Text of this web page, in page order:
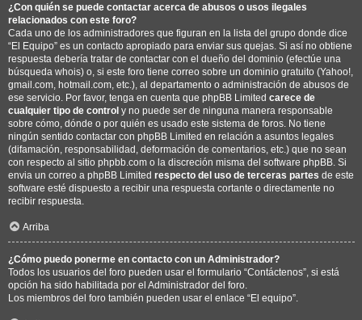
¿Con quién se puede contactar acerca de abusos o usos ilegales
relacionados con este foro?
Cada uno de los administradores que figuran en la lista del grupo donde dice
“El Equipo” es un contacto apropiado para enviar sus quejas. Si así no obtiene
respuesta debería tratar de contactar con el dueño del dominio (efectúe una
búsqueda whois) o, si este foro tiene correo sobre un dominio gratuito (Yahoo!,
gmail.com, hotmail.com, etc.), al departamento o administración de abusos de
ese servicio. Por favor, tenga en cuenta que phpBB Limited carece de
cualquier tipo de control y no puede ser de ninguna manera responsable
sobre cómo, dónde o por quién es usado este sistema de foros. No tiene
ningún sentido contactar con phpBB Limited en relación a asuntos legales
(difamación, responsabilidad, deformación de comentarios, etc.) que no sean
con respecto al sitio phpbb.com o la discreción misma del software phpBB. Si
envia un correo a phpBB Limited respecto del uso de terceras partes de este
software esté dispuesto a recibir una respuesta cortante o directamente no
recibir respuesta.
Arriba
¿Cómo puedo ponerme en contacto con un Administrador?
Todos los usuarios del foro pueden usar el formulario “Contáctenos”, si está
opción ha sido habilitada por el Administrador del foro.
Los miembros del foro también pueden usar el enlace “El equipo”.